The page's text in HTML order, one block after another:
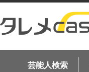
芸能人検索